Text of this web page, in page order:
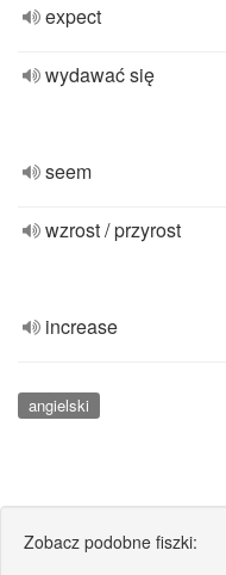
expect
wydawać się
seem
wzrost / przyrost
increase
angielski
Zobacz podobne fiszki: